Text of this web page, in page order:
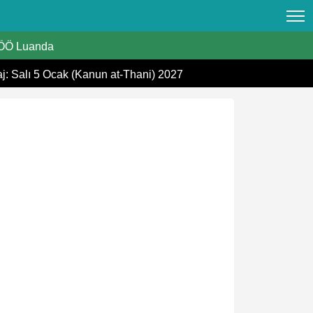
Luanda
Salı 5 Ocak (Kanun at-Thani) 2027